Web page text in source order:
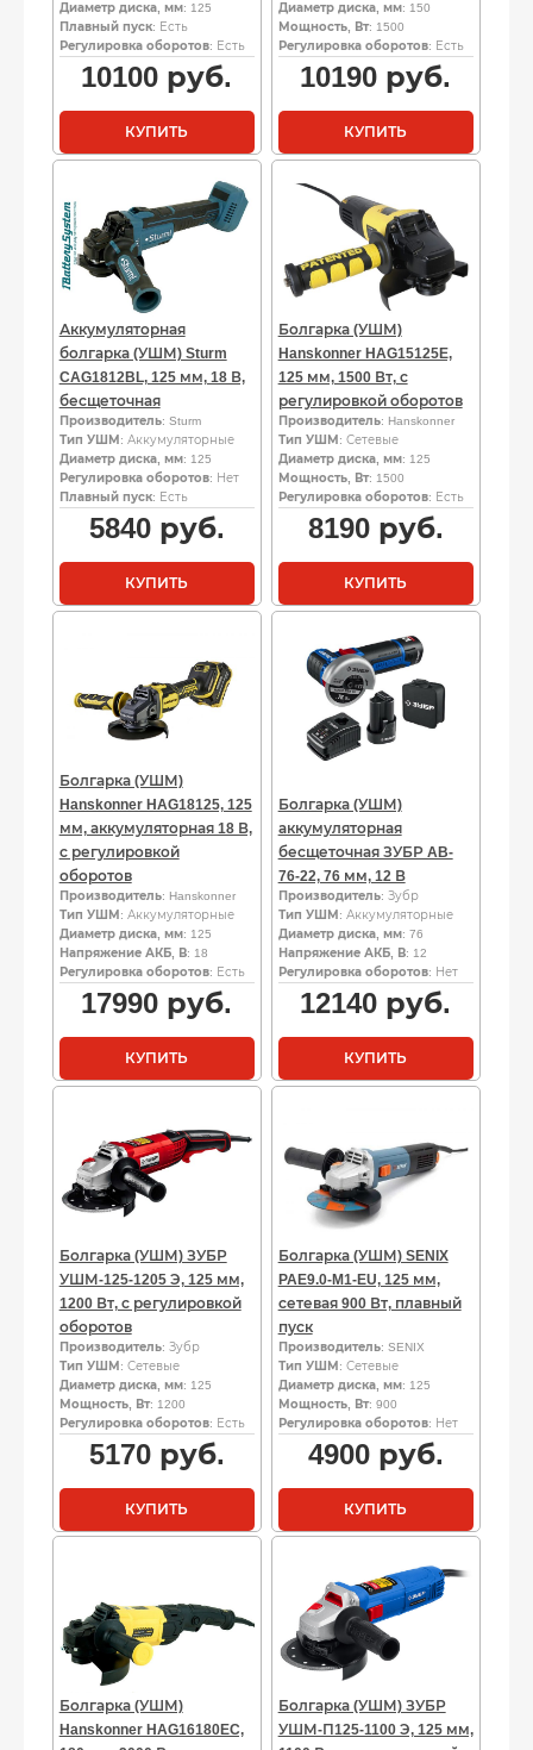
Диаметр диска, мм: 125
Плавный пуск: Есть
Регулировка оборотов: Есть
10100 руб.
КУПИТЬ
Диаметр диска, мм: 150
Мощность, Вт: 1500
Регулировка оборотов: Есть
10190 руб.
КУПИТЬ
Аккумуляторная
болгарка (УШМ) Sturm
CAG1812BL, 125 мм, 18 В,
бесщеточная
Производитель: Sturm
Тип УШМ : Аккумуляторные
Диаметр диска, мм: 125
Регулировка оборотов: Нет
Плавный пуск: Есть
5840руб.
КУПИТЬ
Болгарка (УШМ)
Hanskonner HAG15125E,
125 мм, 1500 Вт, с
регулировкой оборотов
Производитель: Hanskonner
Тип УШМ : Сетевые
Диаметр диска, мм: 125
Мощность, Вт: 1500
Регулировка оборотов: Есть
8190руб.
КУПИТЬ
Болгарка (УШМ)
Hanskonner HAG18125, 125
мм, аккумуляторная 18 В,
с регулировкой
оборотов
Производитель: Hanskonner
Тип УШМ : Аккумуляторные
Диаметр диска, мм: 125
Напряжение АКБ, В: 18
Регулировка оборотов: Есть
17990 руб.
КУПИТЬ
Болгарка (УШМ)
аккумуляторная
бесщеточная ЗУБР AB-
76-22, 76 мм, 12 В
Производитель: Зубр
Тип УШМ : Аккумуляторные
Диаметр диска, мм: 76
Напряжение АКБ, В: 12
Регулировка оборотов: Нет
12140 руб.
КУПИТЬ
Болгарка (УШМ) ЗУБР
УШМ-125-1205 Э, 125 мм,
1200 Вт, с регулировкой
оборотов
Производитель: Зубр
Тип УШМ : Сетевые
Диаметр диска, мм: 125
Мощность, Вт: 1200
Регулировка оборотов: Есть
5170руб.
КУПИТЬ
Болгарка (УШМ) SENIX
PAE9.0-M1-EU, 125 мм,
сетевая 900 Вт, плавный
пуск
Производитель: SENIX
Тип УШМ : Сетевые
Диаметр диска, мм: 125
Мощность, Вт: 900
Регулировка оборотов: Нет
4900руб.
КУПИТЬ
Болгарка (УШМ)
Hanskonner HAG16180EC,
Болгарка (УШМ) ЗУБР
УШМ-П125-1100 Э, 125 мм,